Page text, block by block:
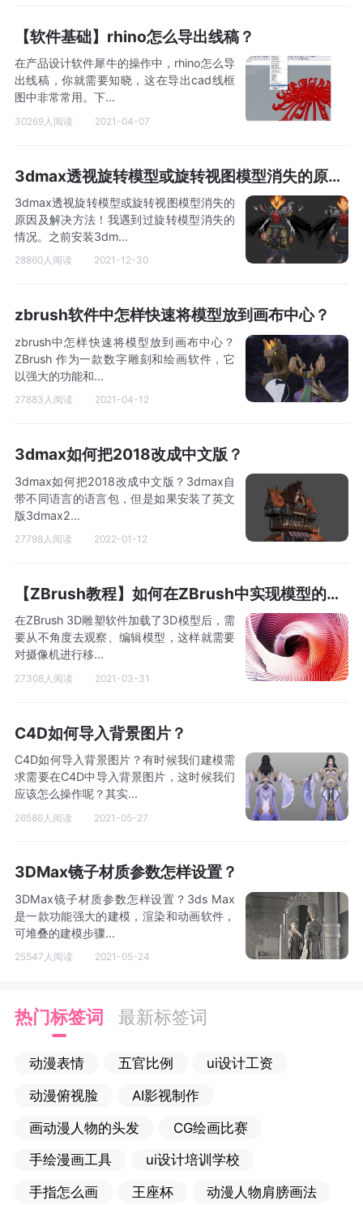
【软件基础】rhino怎么导出线稿？
在产品设计软件犀牛的操作中，rhino怎么导
出线稿，你就需要知晓，这在导出cad线框
图中非常常用。下...
30269人阅读 2021-04-07
3dmax透视旋转模型或旋转视图模型消失的原因及解决方法！
3dmax透视旋转模型或旋转视图模型消失的
原因及解决方法！我遇到过旋转模型消失的
情况。之前安装3dm...
28860人阅读 2021-12-30
zbrush软件中怎样快速将模型放到画布中心？
zbrush中怎样快速将模型放到画布中心？
ZBrush 作为一款数字雕刻和绘画软件，它
以强大的功能和...
27883人阅读 2021-04-12
3dmax如何把2018改成中文版？
3dmax如何把2018改成中文版？3dmax自
带不同语言的语言包，但是如果安装了英文
版3dmax2...
27798人阅读 2022-01-12
【ZBrush教程】如何在ZBrush中实现模型的移动和缩放？
在ZBrush 3D雕塑软件加载了3D模型后，需
要从不角度去观察、编辑模型，这样就需要
对摄像机进行移...
27308人阅读 2021-03-31
C4D如何导入背景图片？
C4D如何导入背景图片？有时候我们建模需
求需要在C4D中导入背景图片，这时候我们
应该怎么操作呢？其实...
26586人阅读 2021-05-27
3DMax镜子材质参数怎样设置？
3DMax镜子材质参数怎样设置？3ds Max
是一款功能强大的建模，渲染和动画软件，
可堆叠的建模步骤...
25547人阅读 2021-05-24
热门标签词 最新标签词
动漫表情 五官比例
ui设计工资
动漫俯视脸
AI影视制作
画动漫人物的头发
CG绘画比赛
手绘漫画工具
ui设计培训学校
手指怎么画
王座杯 动漫人物肩膀画法